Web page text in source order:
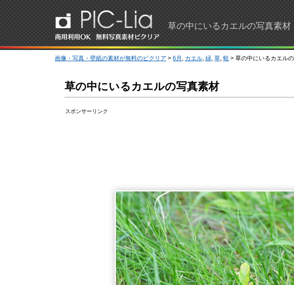
草の中にいるカエルの写真素
画像・写真・壁紙の素材が無料のピクリア > 6月 , カエル, 緑, 草, 蛙 > 草の中にいるカエル
草の中にいるカエルの写真素材
スポンサーリンク